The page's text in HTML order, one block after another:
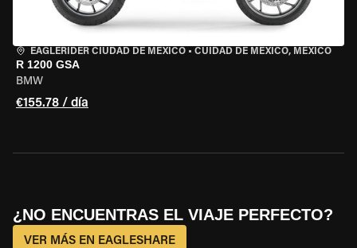
EAGLERIDER CIUDAD DE MÉXICO • CUIDAD DE MEXICO, MEXICO
R 1200 GSA
BMW
€155.78 / día
¿NO ENCUENTRAS EL VIAJE PERFECTO?
VER MÁS EN EAGLESHARE